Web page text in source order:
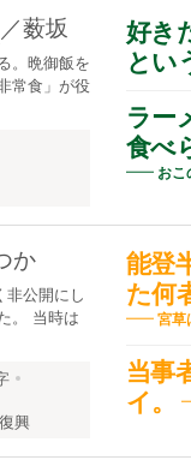
好き
とい
ラー
食べ
おこ
／薮坂
。晩御飯を
常食」が役
能登
た何
宮草
当事
イ。
か
公開にし
。 当時は
興